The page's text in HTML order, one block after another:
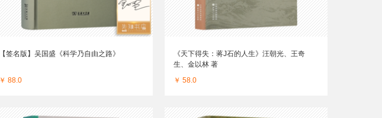
【签名版】吴国盛《科学乃自由之路》
￥ 88.0
《天下得失：蒋J石的人生》汪朝光、王奇
生、金以林 著
￥ 58.0